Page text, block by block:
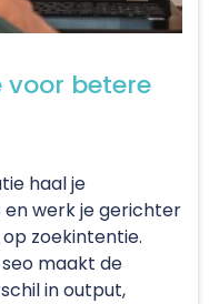
betere
haal je
werk je gerichter
zoekintentie.
maakt de
in output,